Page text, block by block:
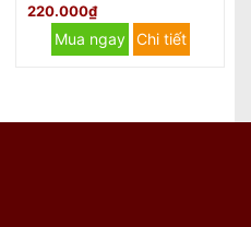
248.000₫
Mua ngay Chi tiết